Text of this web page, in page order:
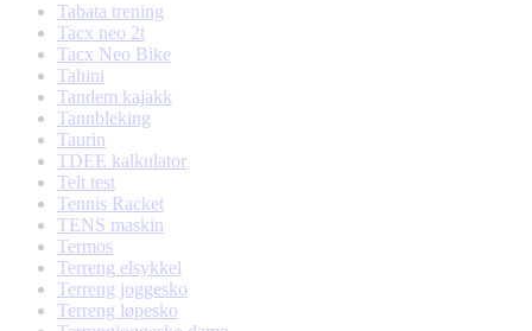
Tabata trening
Tacx neo 2t
Tacx Neo Bike
Tahini
Tandem kajakk
Tannbleking
Taurin
TDEE kalkulator
Telt test
Tennis Racket
TENS maskin
Termos
Terreng elsykkel
Terreng joggesko
Terreng løpesko